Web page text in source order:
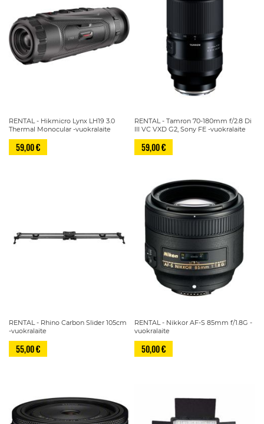
RENTAL - Hikmicro Lynx LH19 3.0
Thermal Monocular -vuokralaite
59,00 €
RENTAL - Tamron 70-180mm f/2.8 Di
III VC VXD G2, Sony FE -vuokralaite
59,00 €
RENTAL - Rhino Carbon Slider 105cm
-vuokralaite
55,00 €
RENTAL - Nikkor AF-S 85mm f/1.8G -
vuokralaite
50,00 €